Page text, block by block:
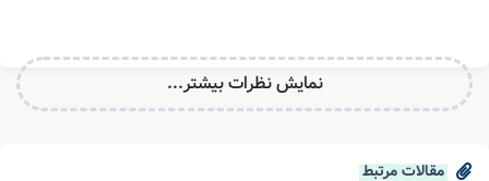
مقالات مرتبط
نمایش نظرات بیشتر...